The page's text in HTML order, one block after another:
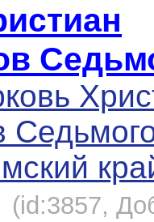
(id:3857,